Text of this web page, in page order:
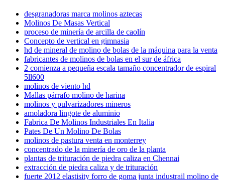
desgranadoras marca molinos aztecas
Molinos De Masas Vertical
proceso de minería de arcilla de caolín
Concepto de vertical en gimnasia
hd de mineral de molino de bolas de la máquina para la venta
fabricantes de molinos de bolas en el sur de áfrica
2 comienza a pequeña escala tamaño concentrador de espiral
5ll600
molinos de viento hd
Mallas párrafo molino de harina
molinos y pulvarizadores mineros
amoladora lingote de aluminio
Fabrica De Molinos Industriales En Italia
Pates De Un Molino De Bolas
molinos de pastura venta en monterrey
concentrado de la minería de oro de la planta
plantas de trituración de piedra caliza en Chennai
extracción de piedra caliza y de trituración
fuerte 2012 elastisity forro de goma junta industrail molino de